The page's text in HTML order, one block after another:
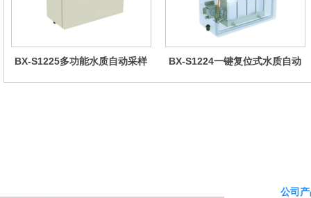
BX-S1225多功能水质自动采样
BX-S1224一键复位式水质自动
公司